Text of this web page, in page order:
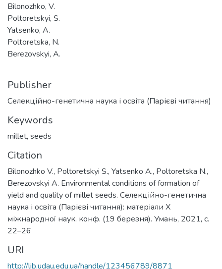
Bilonozhko, V.
Poltoretskyi, S.
Yatsenko, A.
Poltoretska, N.
Berezovskyi, A.
Publisher
Селекційно-генетична наука і освіта (Парієві читання)
Keywords
millet, seeds
Citation
Bilonozhko V., Poltoretskyi S., Yatsenko A., Poltoretska N.,
Berezovskyi A. Environmental conditions of formation of
yield and quality of millet seeds. Селекційно-генетична
наука і освіта (Парієві читання): матеріали X
міжнародної наук. конф. (19 березня). Умань, 2021, с.
22–26
URI
http://lib.udau.edu.ua/handle/123456789/8871